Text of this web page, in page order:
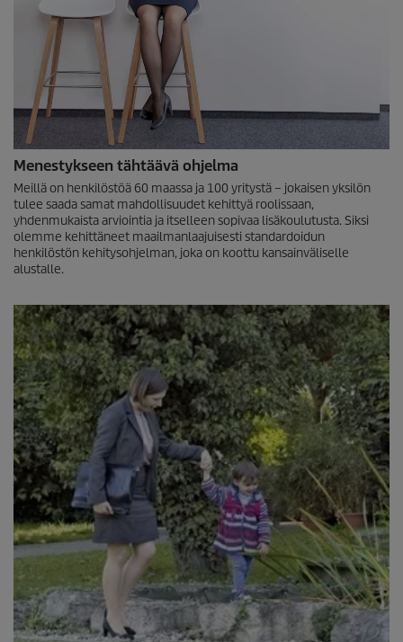
Menestykseen tähtäävä ohjelma
Meillä on henkilöstöä 60 maassa ja 100 yritystä – jokaisen yksilön
tulee saada samat mahdollisuudet kehittyä roolissaan,
yhdenmukaista arviointia ja itselleen sopivaa lisäkoulutusta. Siksi
olemme kehittäneet maailmanlaajuisesti standardoidun
henkilöstön kehitysohjelman, joka on koottu kansainväliselle
alustalle.